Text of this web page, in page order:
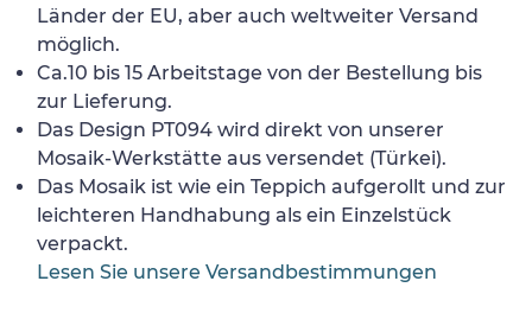
Länder der EU, aber auch weltweiter Versand
möglich.
Ca.10 bis 15 Arbeitstage von der Bestellung bis
zur Lieferung.
Das Design PT094 wird direkt von unserer
Mosaik-Werkstätte aus versendet (Türkei).
Das Mosaik ist wie ein Teppich aufgerollt und zur
leichteren Handhabung als ein Einzelstück
verpackt.
Lesen Sie unsere Versandbestimmungen